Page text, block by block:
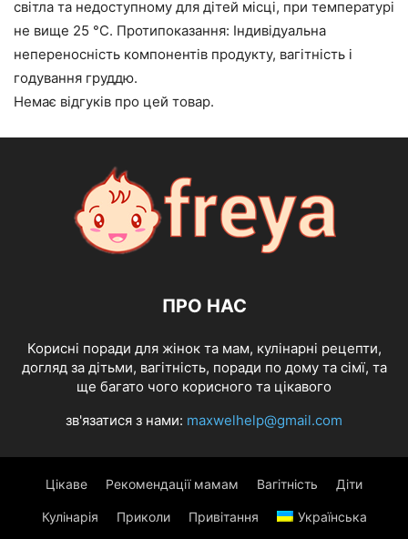
світла та недоступному для дітей місці, при температурі
не вище 25 °С. Протипоказання: Індивідуальна
непереносність компонентів продукту, вагітність і
годування груддю.
Немає відгуків про цей товар.
ПРО НАС
Корисні поради для жінок та мам, кулінарні рецепти,
догляд за дітьми, вагітність, поради по дому та сімї, та
ще багато чого корисного та цікавого
зв'язатися з нами: maxwelhelp@gmail.com
Цікаве Рекомендації мамам Вагітність Діти
Кулінарія Приколи Привітання Українська